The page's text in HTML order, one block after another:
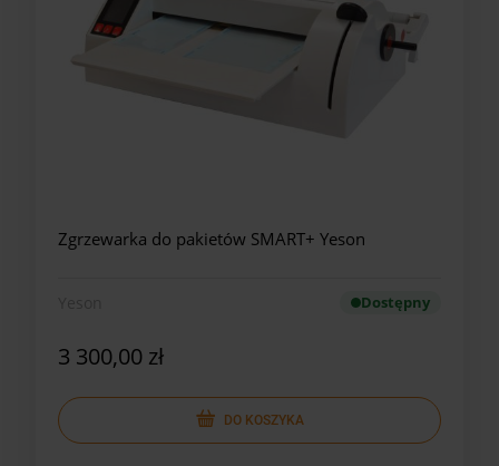
Zgrzewarka do pakietów SMART+ Yeson
Dostępny
3 300,00 zł
DO KOSZYKA